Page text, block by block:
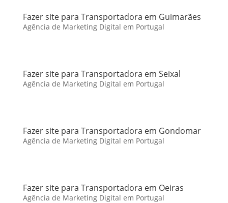
Fazer site para Transportadora em Guimarães
Agência de Marketing Digital em Portugal
Fazer site para Transportadora em Seixal
Agência de Marketing Digital em Portugal
Fazer site para Transportadora em Gondomar
Agência de Marketing Digital em Portugal
Fazer site para Transportadora em Oeiras
Agência de Marketing Digital em Portugal